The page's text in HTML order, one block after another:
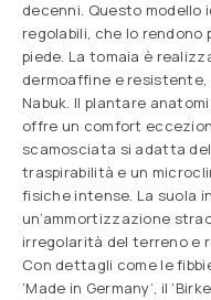
decenni. Questo
regolabili, che lo
piede. La tomaia è
dermoaffine e
Nabuk. Il plantare
offre un comfort
scamosciata si adatta
traspirabilità e un
fisiche intense. La suola
un’ammortizzazione
irregolarità del terreno e
Con dettagli come le
‘Made in Germany’, il